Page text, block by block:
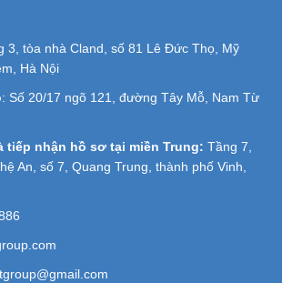
3, tòa nhà Cland, số 81 Lê Đức Thọ, Mỹ
Hà Nội
: Số 20/17 ngõ 121, đường Tây Mỗ, Nam Từ
tiếp nhận hồ sơ tại miền Trung: Tầng 7,
An, số 7, Quang Trung, thành phố Vinh,